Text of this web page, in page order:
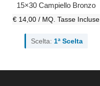
15×30 Campiello Bronzo
€ 14,00 / MQ. Tasse Incluse
Scelta: 1ª Scelta